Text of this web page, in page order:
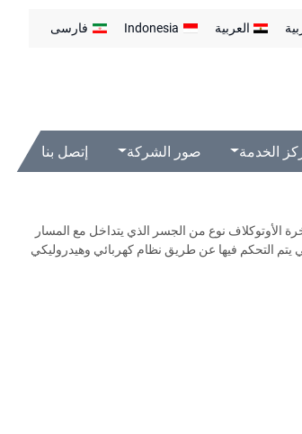
العربية Indonesia فارسی
الخدمة صور الشركة إتصل بنا
الأوتوكلاف نوع من الجسر الذي يتداخل مع المسار
يتم التحكم فيها عن طريق نظام كهربائي وهيدروليكي